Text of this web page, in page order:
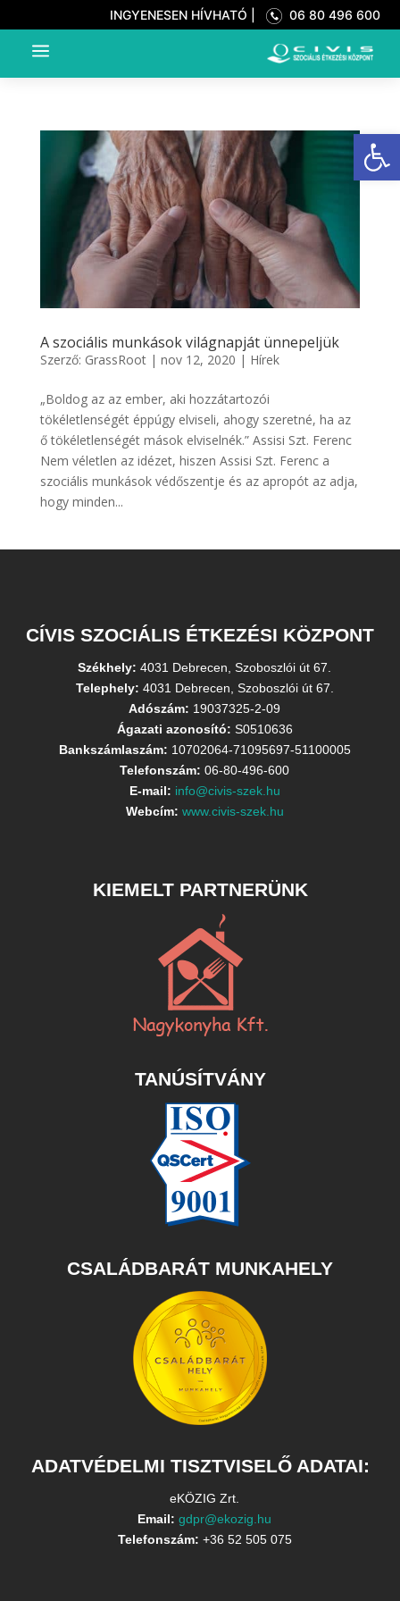
INGYENESEN HÍVHATÓ | 06 80 496 600
a
A szociális munkások világnapját ünnepeljük
Szerző: GrassRoot| nov 12, 2020 | Hírek
„Boldog az az ember, aki hozzátartozói
tökéletlenségét éppúgy elviseli, ahogy szeretné, ha az
ő tökéletlenségét mások elviselnék.” Assisi Szt. Ferenc
Nem véletlen az idézet, hiszen Assisi Szt. Ferenc a
szociális munkások védőszentje és az apropót az adja,
hogy minden...
CÍVIS SZOCIÁLIS ÉTKEZÉSI KÖZPONT
Székhely: 4031 Debrecen, Szoboszlói út 67.
Telephely: 4031 Debrecen, Szoboszlói út 67.
Adószám: 19037325-2-09
Ágazati azonosító: S0510636
Bankszámlaszám: 10702064-71095697-51100005
Telefonszám: 06-80-496-600
E-mail: info@civis-szek.hu
Webcím: www.civis-szek.hu
KIEMELT PARTNERÜNK
TANÚSÍTVÁNY
CSALÁDBARÁT MUNKAHELY
ADATVÉDELMI TISZTVISELŐ ADATAI:
eKÖZIG Zrt.
Email: gdpr@ekozig.hu
Telefonszám: +36 52 505 075